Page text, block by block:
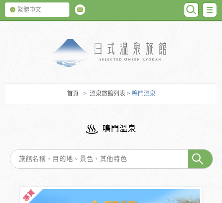
繁體中文
首頁 > 溫泉旅館列表 > 鳴門溫泉
鳴門溫泉